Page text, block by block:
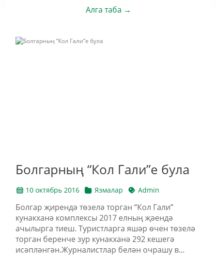
Алга таба →
Болгарның “Кол Гали”е була
10 октябрь 2016 Язмалар Admin
Болгар җирендә төзелә торган “Кол Гали”
кунакханә комплексы 2017 елның җәендә
ачылырга тиеш. Туристларга яшәр өчен төзелә
торган беренче зур кунакханә 292 кешегә
исәпләнгән.Журналистлар белән очрашу в...